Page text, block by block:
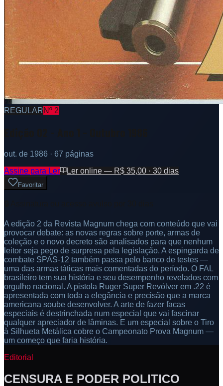
REGULARNº 2
out. de 1986 · 67 páginas
Assine para Ler
Ler online — R$ 35,00 · 30 dias
Favoritar
A edição 2 da Revista Magnum chega com conteúdo que vai
provocar debate: as novas regras sobre porte, armas de
coleção e o novo decreto são analisados para que nenhum
leitor seja pego de surpresa pela legislação. A espingarda de
combate SPAS-12 também passa pelo banco de testes —
uma das armas táticas mais comentadas do período. O FAL
brasileiro tem sua história e seu desempenho revelados com
orgulho nacional. A pistola Ruger Super Revólver em .22 é
apresentada com toda a elegância e precisão que a marca
americana soube desenvolver. A arte de fazer facas
especiais é destrinchada num especial que vai fascinar
qualquer apreciador de lâminas. E um especial sobre o Tiro
à Silhueta Metálica cobre o Campeonato Prova Magnum —
um começo que faria história.
Editorial
CENSURA E PODER POLITICO